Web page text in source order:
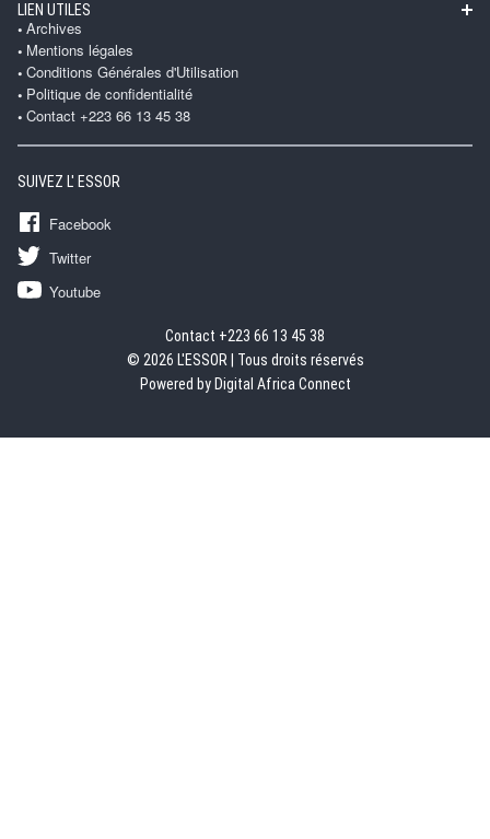
LIEN UTILES
Archives
Mentions légales
Conditions Générales d'Utilisation
Politique de confidentialité
Contact +223 66 13 45 38
SUIVEZ L' ESSOR
Facebook
Twitter
Youtube
Contact +223 66 13 45 38
© 2026 L'ESSOR | Tous droits réservés
Powered by Digital Africa Connect